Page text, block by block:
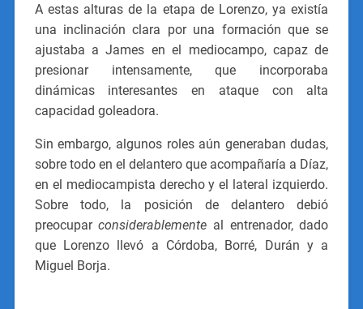
A estas alturas de la etapa de Lorenzo, ya existía
una inclinación clara por una formación que se
ajustaba a James en el mediocampo, capaz de
presionar intensamente, que incorporaba
dinámicas interesantes en ataque con alta
capacidad goleadora.
Sin embargo, algunos roles aún generaban dudas,
sobre todo en el delantero que acompañaría a Díaz,
en el mediocampista derecho y el lateral izquierdo.
Sobre todo, la posición de delantero debió
preocuparconsiderablemente al entrenador, dado
que Lorenzo llevó a Córdoba, Borré, Durán y a
Miguel Borja.